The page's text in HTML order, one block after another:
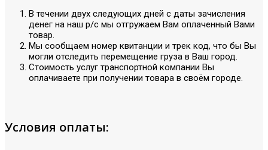
В течении двух следующих дней с даты зачисления
денег на наш р/с мы отгружаем Вам оплаченный Вами
товар.
Мы сообщаем номер квитанции и трек код, что бы Вы
могли отследить перемещение груза в Ваш город.
Стоимость услуг транспортной компании Вы
оплачиваете при получении товара в своём городе.
Условия оплаты: